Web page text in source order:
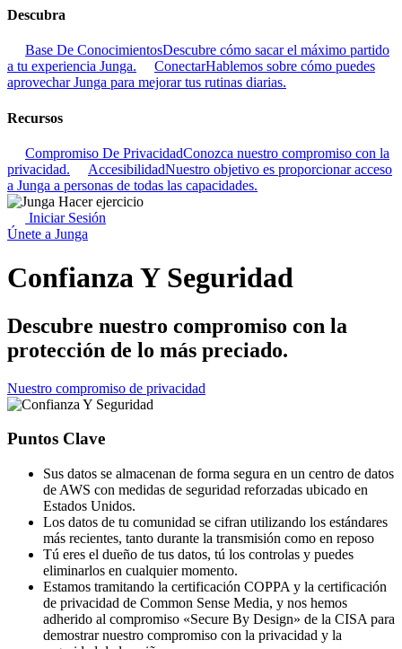
Descubra
Base De ConocimientosDescubre cómo sacar el máximo partido
a tu experiencia Junga.
ConectarHablemos sobre cómo puedes
aprovechar Junga para mejorar tus rutinas diarias.
Recursos
Compromiso De PrivacidadConozca nuestro compromiso con la
privacidad.
AccesibilidadNuestro objetivo es proporcionar acceso
a Junga a personas de todas las capacidades.
Iniciar Sesión
Únete a Junga
Confianza Y Seguridad
Descubre nuestro compromiso con la
protección de lo más preciado.
Nuestro compromiso de privacidad
Puntos Clave
Sus datos se almacenan de forma segura en un centro de datos
de AWS con medidas de seguridad reforzadas ubicado en
Estados Unidos.
Los datos de tu comunidad se cifran utilizando los estándares
más recientes, tanto durante la transmisión como en reposo
Tú eres el dueño de tus datos, tú los controlas y puedes
eliminarlos en cualquier momento.
Estamos tramitando la certificación COPPA y la certificación
de privacidad de Common Sense Media, y nos hemos
adherido al compromiso «Secure By Design» de la CISA para
demostrar nuestro compromiso con la privacidad y la